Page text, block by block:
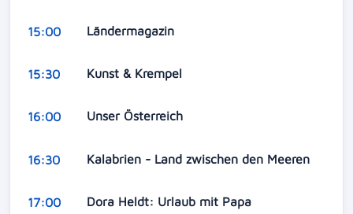
15:00 Ländermagazin
15:30 Kunst & Krempel
16:00 Unser Österreich
16:30 Kalabrien - Land zwischen den Meeren
17:00 Dora Heldt: Urlaub mit Papa